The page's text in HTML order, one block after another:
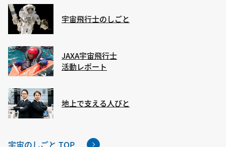
宇宙飛行士のしごと
JAXA宇宙飛行士
活動レポート
地上で支える人びと
宇宙のしごと TOP